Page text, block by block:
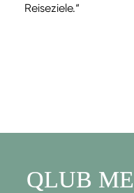
Reiseziele.“
QLUB